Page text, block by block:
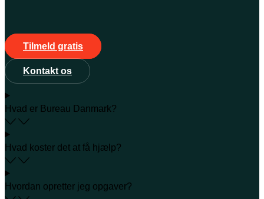
Tilmeld gratis
Kontakt os
Hvad er Bureau Danmark?
Hvad koster det at få hjælp?
Hvordan opretter jeg opgaver?